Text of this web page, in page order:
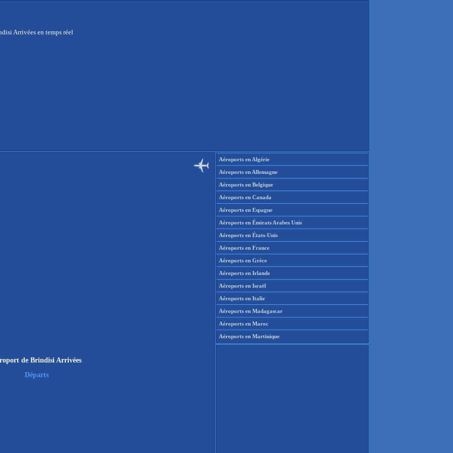
Arrivées en temps réel
de Brindisi Arrivées
Départs
Aéroports en Algérie
Aéroports en Allemagne
Aéroports en Belgique
Aéroports en Canada
Aéroports en Espagne
Aéroports en Émirats Arabes Unis
Aéroports en États-Unis
Aéroports en France
Aéroports en Grèce
Aéroports en Irlande
Aéroports en Israël
Aéroports en Italie
Aéroports en Madagascar
Aéroports en Maroc
Aéroports en Martinique